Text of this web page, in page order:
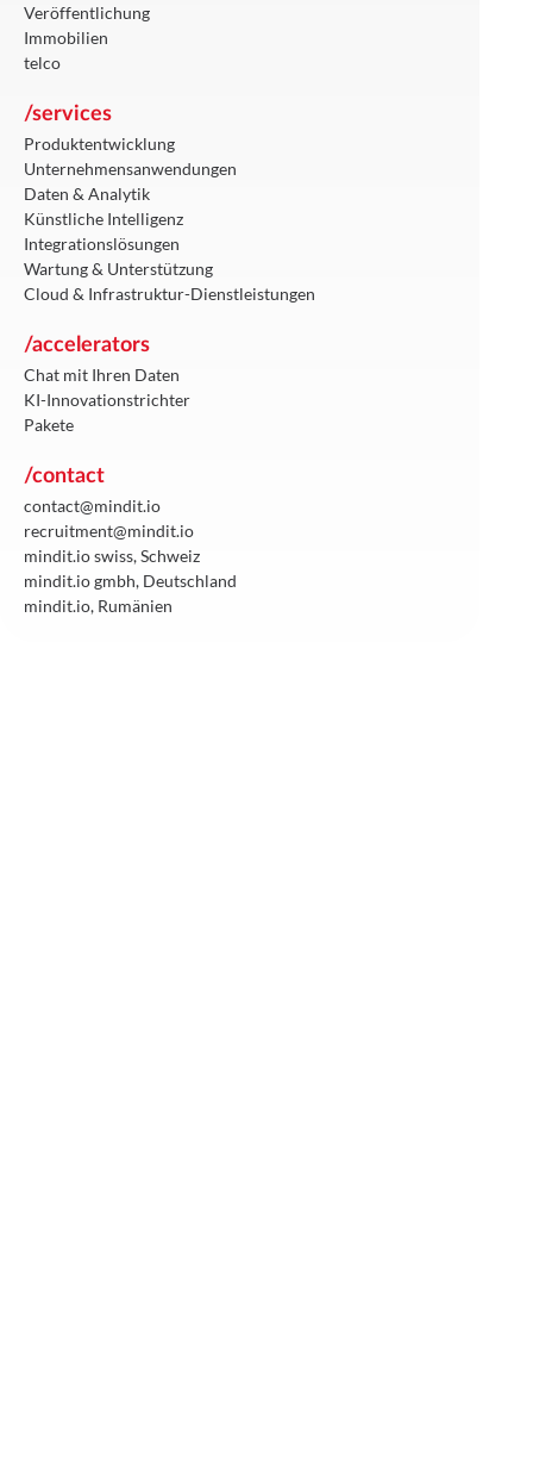
Veröffentlichung
Immobilien
telco
/services
Produktentwicklung
Unternehmensanwendungen
Daten & Analytik
Künstliche Intelligenz
Integrationslösungen
Wartung & Unterstützung
Cloud & Infrastruktur-Dienstleistungen
/accelerators
Chat mit Ihren Daten
KI-Innovationstrichter
Pakete
/contact
contact@mindit.io
recruitment@mindit.io
mindit.io swiss, Schweiz
mindit.io gmbh, Deutschland
mindit.io, Rumänien